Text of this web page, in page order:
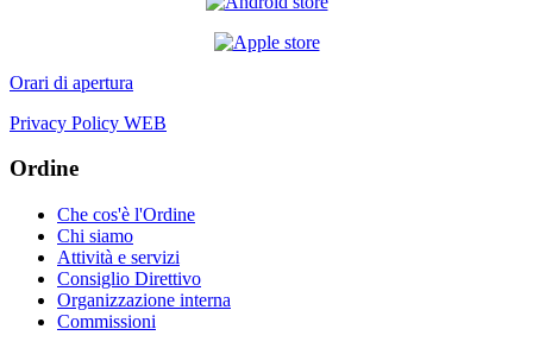
Orari di apertura
Privacy Policy WEB
Ordine
Che cos'è l'Ordine
Chi siamo
Attività e servizi
Consiglio Direttivo
Organizzazione interna
Commissioni